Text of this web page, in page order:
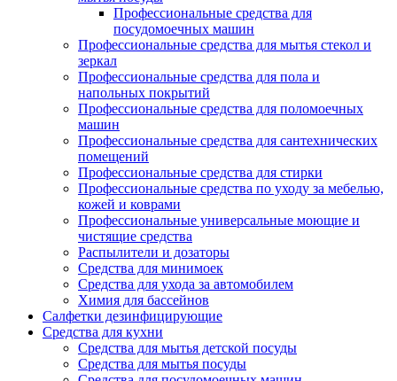
Профессиональные средства для
посудомоечных машин
Профессиональные средства для мытья стекол и
зеркал
Профессиональные средства для пола и
напольных покрытий
Профессиональные средства для поломоечных
машин
Профессиональные средства для сантехнических
помещений
Профессиональные средства для стирки
Профессиональные средства по уходу за мебелью,
кожей и коврами
Профессиональные универсальные моющие и
чистящие средства
Распылители и дозаторы
Средства для минимоек
Средства для ухода за автомобилем
Химия для бассейнов
Салфетки дезинфицирующие
Средства для кухни
Средства для мытья детской посуды
Средства для мытья посуды